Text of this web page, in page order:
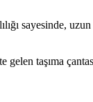
sayesinde,
taşıma